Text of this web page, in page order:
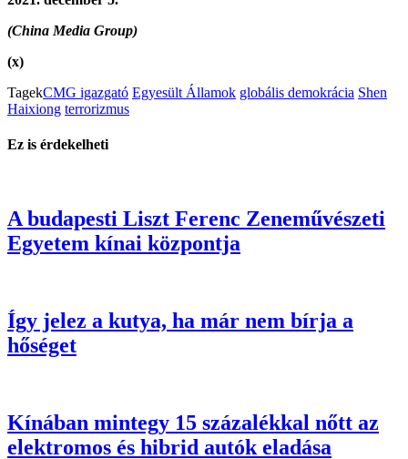
(China Media Group)
(x)
TagekCMG igazgató Egyesült Államok globális demokrácia Shen
Haixiong terrorizmus
Ez is érdekelheti
A budapesti Liszt Ferenc Zeneművészeti
Egyetem kínai központja
Így jelez a kutya, ha már nem bírja a
hőséget
Kínában mintegy 15 százalékkal nőtt az
elektromos és hibrid autók eladása